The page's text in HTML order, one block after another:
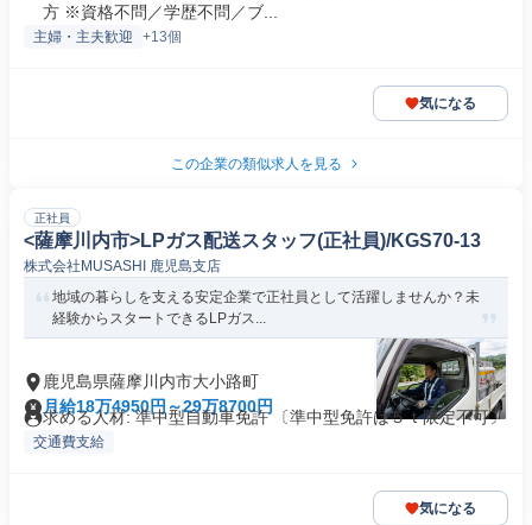
方 ※資格不問／学歴不問／ブ...
主婦・主夫歓迎 +13個
気になる
この企業の類似求人を見る
正社員
<薩摩川内市>LPガス配送スタッフ(正社員)/KGS70-13
株式会社MUSASHI 鹿児島支店
地域の暮らしを支える安定企業で正社員として活躍しませんか？未
経験からスタートできるLPガス...
鹿児島県薩摩川内市大小路町
月給18万4950円～29万8700円
求める人材: 準中型自動車免許 〔準中型免許は５ｔ限定不可〕
交通費支給
気になる